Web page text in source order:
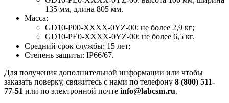
135 мм, длина 805 мм.
Масса:
GD10-P00-XXXX-0YZ-00: не более 2,9 кг;
GD10-PE0-XXXX-0YZ-00: не более 6,5 кг.
Средний срок службы: 15 лет;
Степень защиты: IP66/67.
Для получения дополнительной информации или чтобы
заказать поверку, свяжитесь с нами по телефону 8 (800) 511-
77-51 или по электронной почте info@labcsm.ru.